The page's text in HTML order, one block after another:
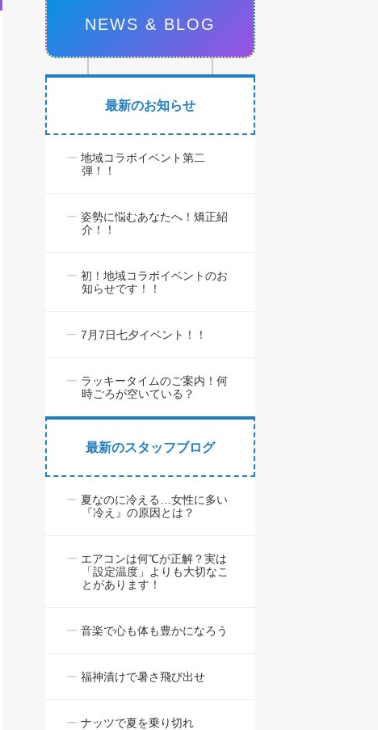
NEWS & BLOG
最新のお知らせ
地域コラボイベント第二
弾！！
姿勢に悩むあなたへ！矯正紹
介！！
初！地域コラボイベントのお
知らせです！！
7月7日七夕イベント！！
ラッキータイムのご案内！何
時ごろが空いている？
最新のスタッフブログ
夏なのに冷える…女性に多い
『冷え』の原因とは？
エアコンは何℃が正解？実は
「設定温度」よりも大切なこ
とがあります！
音楽で心も体も豊かになろう
福神漬けで暑さ飛び出せ
ナッツで夏を乗り切れ